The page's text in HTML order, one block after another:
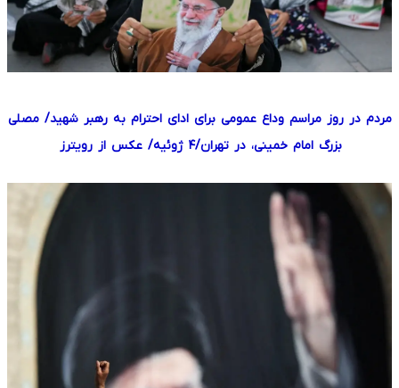
مردم در روز مراسم وداع عمومی برای ادای احترام به رهبر شهید/ مصلی
بزرگ امام خمینی، در تهران/۴ ژوئیه/ عکس از رویترز